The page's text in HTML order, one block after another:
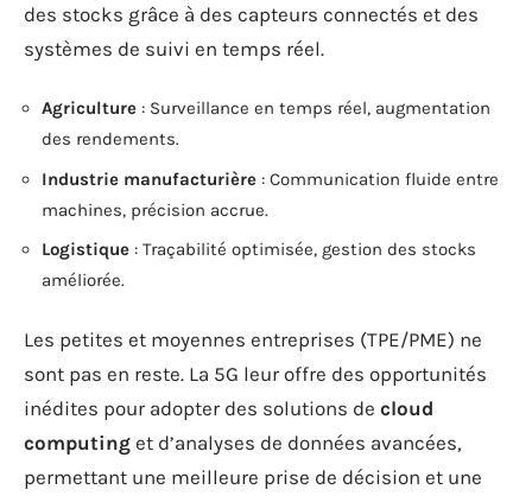
des stocks grâce à des capteurs connectés et des
systèmes de suivi en temps réel.
Agriculture : Surveillance en temps réel, augmentation
des rendements.
Industrie manufacturière : Communication fluide entre
machines, précision accrue.
Logistique : Traçabilité optimisée, gestion des stocks
améliorée.
Les petites et moyennes entreprises (TPE/PME) ne
sont pas en reste. La 5G leur offre des opportunités
inédites pour adopter des solutions de cloud
computing et d’analyses de données avancées,
permettant une meilleure prise de décision et une